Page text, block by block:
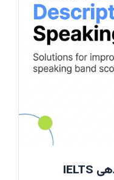
رمزگشایی معیارهای نمره دهی IELTS